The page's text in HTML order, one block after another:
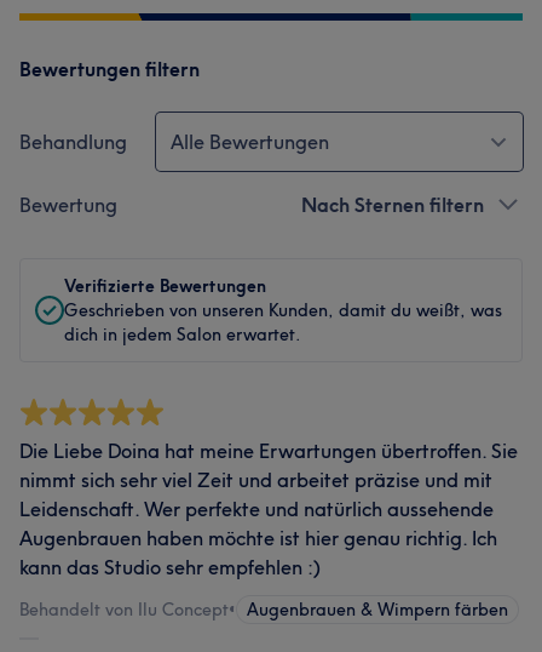
Bewertungen filtern
Behandlung Alle Bewertungen
Bewertung Nach Sternen filtern
Verifizierte Bewertungen
Geschrieben von unseren Kunden, damit du weißt, was
dich in jedem Salon erwartet.
Die Liebe Doina hat meine Erwartungen übertroffen. Sie
nimmt sich sehr viel Zeit und arbeitet präzise und mit
Leidenschaft. Wer perfekte und natürlich aussehende
Augenbrauen haben möchte ist hier genau richtig. Ich
kann das Studio sehr empfehlen :)
Behandelt von Ilu Concept• Augenbrauen & Wimpern färben